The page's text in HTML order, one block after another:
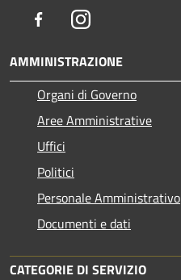
FacebookInstagram
AMMINISTRAZIONE
Organi di Governo
Aree Amministrative
Uffici
Politici
Personale Amministrativo
Documenti e dati
CATEGORIE DI SERVIZIO